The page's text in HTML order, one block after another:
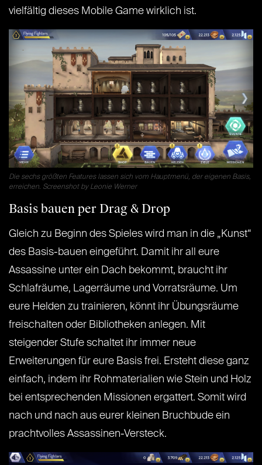
vielfältig dieses Mobile Game wirklich ist.
Die sechs größten Features lassen sich vom Hauptmenü, der eigenen Basis,
erreichen. Screenshot by Leonie Werner
Basis bauen per Drag & Drop
Gleich zu Beginn des Spieles wird man in die „Kunst“
des Basis-bauen eingeführt. Damit ihr all eure
Assassine unter ein Dach bekommt, braucht ihr
Schlafräume, Lagerräume und Vorratsräume. Um
eure Helden zu trainieren, könnt ihr Übungsräume
freischalten oder Bibliotheken anlegen. Mit
steigender Stufe schaltet ihr immer neue
Erweiterungen für eure Basis frei. Ersteht diese ganz
einfach, indem ihr Rohmaterialien wie Stein und Holz
bei entsprechenden Missionen ergattert. Somit wird
nach und nach aus eurer kleinen Bruchbude ein
prachtvolles Assassinen-Versteck.